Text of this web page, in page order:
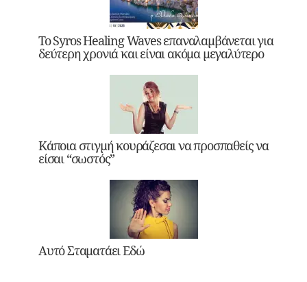
Το Syros Healing Waves επαναλαμβάνεται για
δεύτερη χρονιά και είναι ακόμα μεγαλύτερο
Κάποια στιγμή κουράζεσαι να προσπαθείς να
είσαι “σωστός”
Αυτό Σταματάει Εδώ